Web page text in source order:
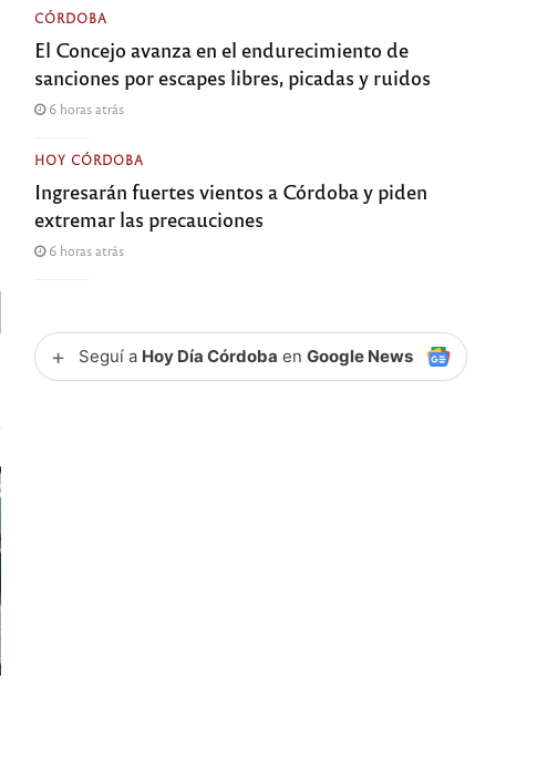
CÓRDOBA
El Concejo avanza en el endurecimiento de
sanciones por escapes libres, picadas y ruidos
6 horas atrás
HOY CÓRDOBA
Ingresarán fuertes vientos a Córdoba y piden
extremar las precauciones
6 horas atrás
+ Seguí a Hoy Día Córdoba enGoogle News